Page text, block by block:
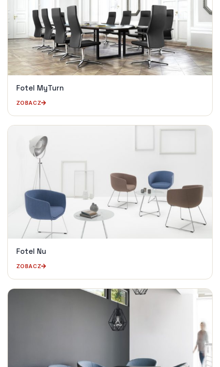
Fotel MyTurn
ZOBACZ
Fotel Nu
ZOBACZ